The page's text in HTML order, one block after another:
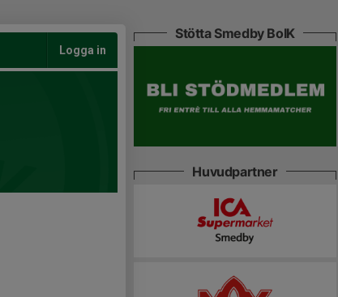
Logga in
Stötta Smedby BoIK
Huvudpartner